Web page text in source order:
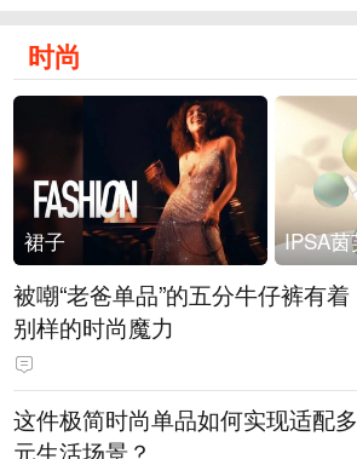
时尚
裙子
被嘲“老爸单品”的五分牛仔裤有着
别样的时尚魔力
这件极简时尚单品如何实现适配多
元生活场景？